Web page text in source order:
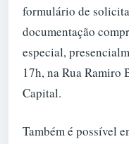
formulário de
documentação
especial,
17h, na Rua Ramiro
Capital.
Também é possível